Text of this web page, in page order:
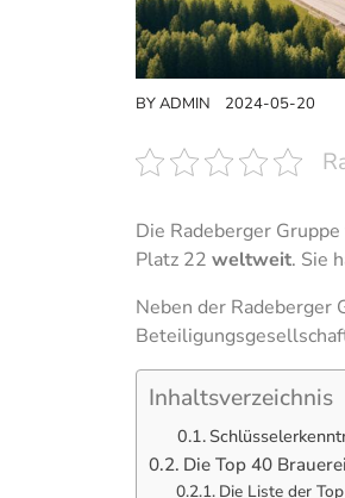
BYADMIN 2024-05-20
Die Radeberger
Platz 22 weltweit. Sie
Neben der Radeberger
Inhaltsverzeichnis
Die Top 40
Die Liste der